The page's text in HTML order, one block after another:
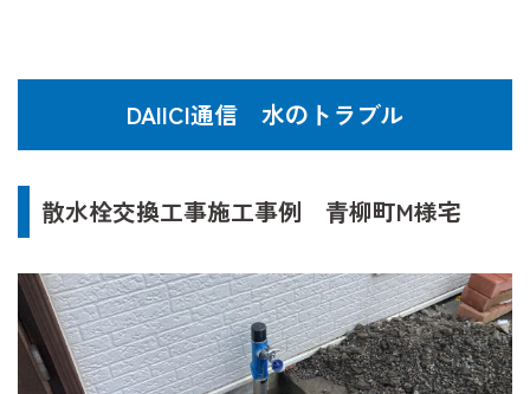
DAIICI通信 水のトラブル
散水栓交換工事施工事例 青柳町M様宅